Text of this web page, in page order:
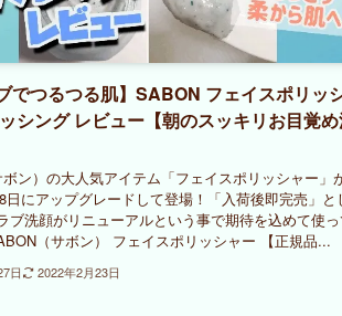
でつるつる肌】SABON フェイスポリッ
シング レビュー【朝のスッキリお目覚
ン）の大人気アイテム「フェイスポリッシャー」が
日にアップグレードして登場！「入荷後即完売」と
ブ洗顔がリニューアルという事で期待を込めて使
（サボン） フェイスポリッシャー 【正規品...
日 2022年2月23日